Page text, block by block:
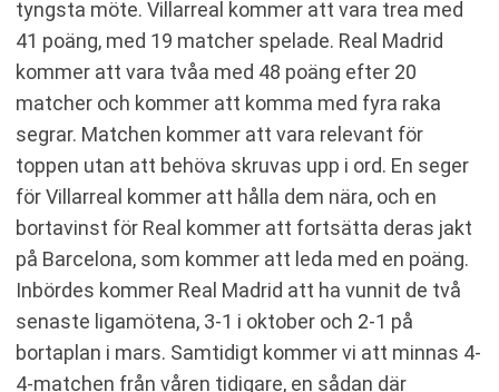
tyngsta möte. Villarreal kommer att vara trea med
41 poäng, med 19 matcher spelade. Real Madrid
kommer att vara tvåa med 48 poäng efter 20
matcher och kommer att komma med fyra raka
segrar. Matchen kommer att vara relevant för
toppen utan att behöva skruvas upp i ord. En seger
för Villarreal kommer att hålla dem nära, och en
bortavinst för Real kommer att fortsätta deras jakt
på Barcelona, som kommer att leda med en poäng.
Inbördes kommer Real Madrid att ha vunnit de två
senaste ligamötena, 3-1 i oktober och 2-1 på
bortaplan i mars. Samtidigt kommer vi att minnas 4-
4-matchen från våren tidigare, en sådan där